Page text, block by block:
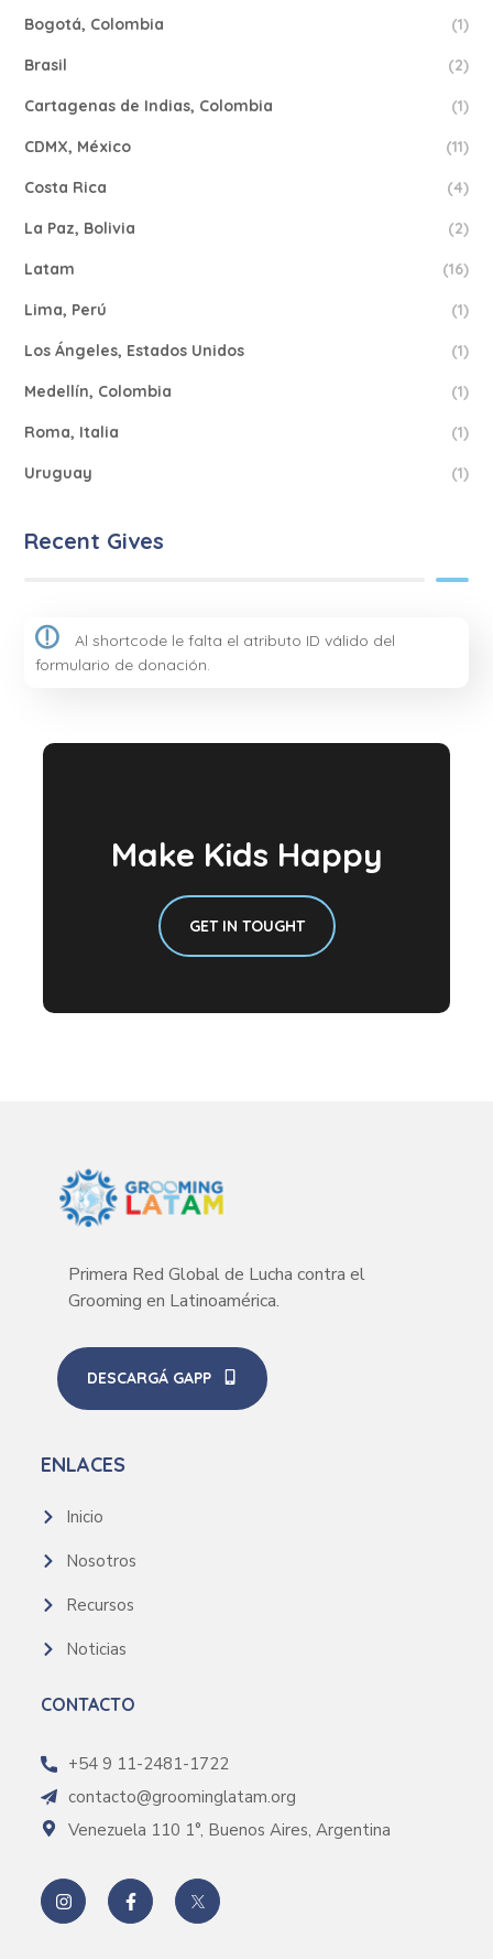
Bogotá, Colombia (1)
Brasil (2)
Cartagenas de Indias, Colombia (1)
CDMX, México (11)
Costa Rica (4)
La Paz, Bolivia (2)
Latam (16)
Lima, Perú (1)
Los Ángeles, Estados Unidos (1)
Medellín, Colombia (1)
Roma, Italia (1)
Uruguay (1)
Recent Gives
Al shortcode le falta el atributo ID válido del
formulario de donación.
Make Kids Happy
GET IN TOUGHT
Primera Red Global de Lucha contra el
Grooming en Latinoamérica.
DESCARGÁ GAPP
ENLACES
Inicio
Nosotros
Recursos
Noticias
CONTACTO
+54 9 11-2481-1722
contacto@groominglatam.org
Venezuela 110 1°, Buenos Aires, Argentina